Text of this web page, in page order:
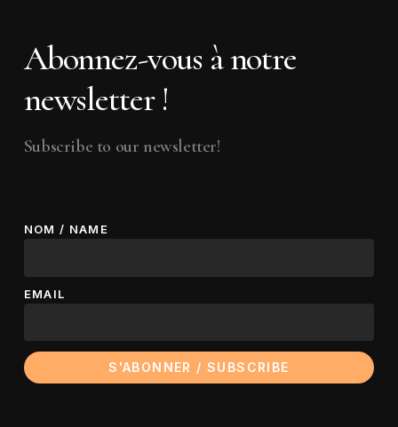
Abonnez-vous à notre
newsletter !
Subscribe to our newsletter!
NOM / NAME
EMAIL